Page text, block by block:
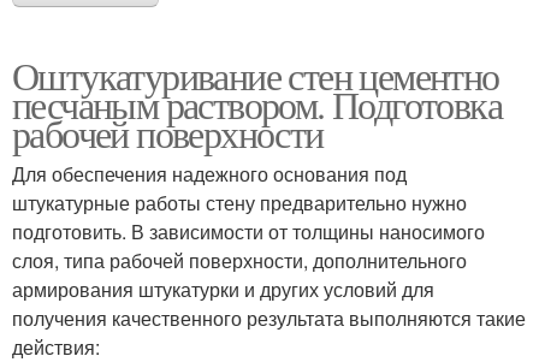
Оштукатуривание стен цементно
песчаным раствором. Подготовка
рабочей поверхности
Для обеспечения надежного основания под
штукатурные работы стену предварительно нужно
подготовить. В зависимости от толщины наносимого
слоя, типа рабочей поверхности, дополнительного
армирования штукатурки и других условий для
получения качественного результата выполняются такие
действия: